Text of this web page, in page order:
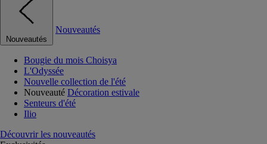
Nouveautés
Nouveautés
Bougie du mois Choisya
L'Odyssée
Nouvelle collection de l'été
Nouveauté Décoration estivale
Senteurs d'été
Ilio
Découvrir les nouveautés